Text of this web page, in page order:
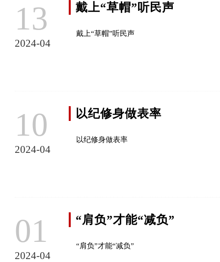
13
2024-04
戴上“草帽”听民声
戴上“草帽”听民声
10
2024-04
以纪修身做表率
以纪修身做表率
01
2024-04
“肩负”才能“减负”
“肩负”才能“减负”